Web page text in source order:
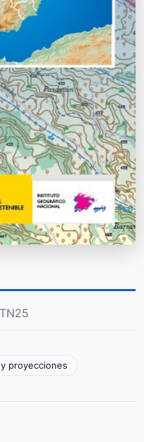
proyecciones